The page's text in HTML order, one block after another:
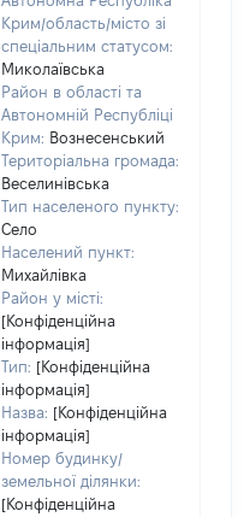
Крим/область/місто зі
спеціальним статусом:
Миколаївська
Район в області та
Автономній Республіці
Крим: Вознесенський
Територіальна громада:
Веселинівська
Тип населеного пункту:
Село
Населений пункт:
Михайлівка
Район у місті:
[Конфіденційна
інформація]
Тип: [Конфіденційна
інформація]
Назва: [Конфіденційна
інформація]
Номер будинку/
земельної ділянки:
[Конфіденційна